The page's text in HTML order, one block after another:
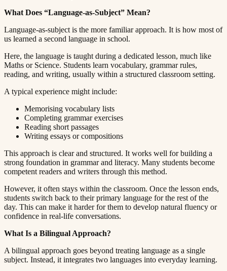
What Does “Language-as-Subject” Mean?​​​​‌ ‍ ​‍​‍‌‍ ‌ ​‍‌‍‍‌‌‍‌ ‌‍‍‌‌‍ ‍​‍​‍​ ‍‍​‍​‍‌ ​ ‌‍​‌‌‍ ‍‌‍‍‌‌ ‌​‌ ‍‌​‍ ‍‌‍‍‌‌‍ ​‍​‍​‍ ​​‍​‍‌‍‍​‌ ​‍‌‍‌‌‌‍‌‍​‍​‍​ ‍‍​‍​‍​‍ ‌ ​ ‌ ‌​‌ ‌‌‌‍‌​‌‍‍‌‌‍ ​‍ ‌‍‍‌‌‍ ‍‌ ‌​‌‍‌‌‌‍ ‍‌ ‌​​‍ ‌‍‌‌‌‍‌​‌‍‍‌‌ ‌​​‍ ‌‍ ‌‌‍ ‌‍‌​‌‍‌‌​ ‌‌ ​​‌ ​‍‌‍‌‌‌ ​ ‌‍‌‌‌‍ ‍‌ ‌​‌‍​‌‌ ‌​‌‍‍‌‌‍ ‌‍ ‍​ ‍ ‌‍‍‌‌‍‌​​ ‌​ ‍​‌‍​‍​ ‌‍‌‍‌​​ ‌​​ ‍‌‌‍‌‌​ ‍‌​‍ ‌​ ​ ​ ‌​‌‍‌​‌‍‌​​‍ ‌​ ‌​​ ​‍​ ​ ​ ‌‍​‍ ‌​ ‍‌​ ​‍‌‍‌​​ ​‌​‍ ‌‌‍‌‌​ ​​‌‍‌‍​ ​‌‌‍‌‌​ ‍‌​ ‌‌​ ‌​‌‍​‍‌‍‌‍‌‍‌​​ ​‌​ ‍ ‌ ‌​‌ ‍‌‌ ​​‌‍‌‌​ ‌‌‍ ‍‌‍‌‌‌ ‌ ‌ ​ ​ ‍ ‌ ​​‌‍​‌‌ ‌​‌‍‍​​ ‌‌‍​ ‌‍ ‌‍ ‍‌ ‌​‌‍‌‌‌‍ ‍‌ ‌​​‍‌‌​ ‌‌‌​​‍‌‌ ‌‍‍ ‌‍‌‌‌ ‍‌​‍‌‌​ ​ ‌​‌​​‍‌‌​ ​ ‌​‌​​‍‌‌​ ​‍​ ​‍‌‍​‌​ ‌‍‌‍​‍​ ​‍​ ​‌‌‍​‌​ ‍​‌‍​‌‌‍‌‍​ ‌‌​ ‌ ​ ​​​‍‌‌​ ​‍​ ​‍​‍‌‌​ ‌‌‌​‌​​‍ ‍‌‍​ ‌‍‍​‌‍‍‌‌‍ ​‌‍‌​‌ ​‍‌‍‌‌‌‍ ‍​‍‌‌​ ‌‌‌​​‍‌‌ ‌‍‍ ‌‍‌‌‌ ‍‌​‍‌‌​ ​ ‌​‌​​‍‌‌​ ​ ‌​‌​​‍‌‌​ ​‍​ ​‍​ ‌‍​ ​ ​ ​‌​ ‍​​ ​‍‌‍‌‍​ ​​​ ​‍​ ‌‍‌‍‌‍‌‍​‌​ ​‌​‍‌‌​ ​‍​ ​‍​‍‌‌​ ‌‌‌​‌​​‍ ‍‌ ‌​‌‍‌‌‌ ‍​‌ ‌​​ ‌‍​‍‌‍​‌‌ ​ ‌‍‌‌‌‌‌‌‌ ​‍‌‍ ​​ ‌​‍‌‌​ ​‍‌​‌‍‌ ​ ‌ ‌​‌ ‌‌‌‍‌​‌‍‍‌‌‍ ​‍‌‍‌‍‍‌‌‍‌​​ ‌​ ‍​‌‍​‍​ ‌‍‌‍‌​​ ‌​​ ‍‌‌‍‌‌​ ‍‌​‍ ‌​ ​ ​ ‌​‌‍‌​‌‍‌​​‍ ‌​ ‌​​ ​‍​ ​ ​ ‌‍​‍ ‌​ ‍‌​ ​‍‌‍‌​​ ​‌​‍ ‌‌‍‌‌​ ​​‌‍‌‍​ ​‌‌‍‌‌​ ‍‌​ ‌‌​ ‌​‌‍​‍‌‍‌‍‌‍‌​​ ​‌​‍‌‍‌ ‌​‌ ‍‌‌ ​​‌‍‌‌​ ‌‌‍ ‍‌‍‌‌‌ ‌ ‌ ​ ​‍‌‍‌ ​​‌‍​‌‌ ‌​‌‍‍​​ ‌‌‍​ ‌‍ ‌‍ ‍‌ ‌​‌‍‌‌‌‍ ‍‌ ‌​​‍‌‌​ ‌‌‌​​‍‌‌ ‌‍‍ ‌‍‌‌‌ ‍‌​‍‌‌​ ​ ‌​‌​​‍‌‌​ ​ ‌​‌​​‍‌‌​ ​‍​ ​‍‌‍​‌​ ‌‍‌‍​‍​ ​‍​ ​‌‌‍​‌​ ‍​‌‍​‌‌‍‌‍​ ‌‌​ ‌ ​ ​​​‍‌‌​ ​‍​ ​‍​‍‌‌​ ‌‌‌​‌​​‍ ‍‌‍​ ‌‍‍​‌‍‍‌‌‍ ​‌‍‌​‌ ​‍‌‍‌‌‌‍ ‍​‍‌‌​ ‌‌‌​​‍‌‌ ‌‍‍ ‌‍‌‌‌ ‍‌​‍‌‌​ ​ ‌​‌​​‍‌‌​ ​ ‌​‌​​‍‌‌​ ​‍​ ​‍​ ‌‍​ ​ ​ ​‌​ ‍​​ ​‍‌‍‌‍​ ​​​ ​‍​ ‌‍‌‍‌‍‌‍​‌​ ​‌​‍‌‌​ ​‍​ ​‍​‍‌‌​ ‌‌‌​‌​​‍ ‍‌ ‌​‌‍‌‌‌ ‍​‌ ‌​​‍‌‍‌ ​​‌‍‌‌‌ ​‍‌ ​ ‌ ​​‌‍‌‌‌‍​ ‌ ‌​‌‍‍‌‌ ‌‍‌‍‌‌​ ‌‌ ​​‌ ‌‌‌‍​‍‌‍ ​‌‍‍‌‌ ​ ‌‍‍​‌‍‌‌‌‍‌​​‍​‍‌ ‌
Language-as-subject is the more familiar approach. It is how most of
us learned a second language in school.​​​​‌ ‍ ​‍​‍‌‍ ‌ ​‍‌‍‍‌‌‍‌ ‌‍‍‌‌‍ ‍​‍​‍​ ‍‍​‍​‍‌ ​ ‌‍​‌‌‍ ‍‌‍‍‌‌ ‌​‌ ‍‌​‍ ‍‌‍‍‌‌‍ ​‍​‍​‍ ​​‍​‍‌‍‍​‌ ​‍‌‍‌‌‌‍‌‍​‍​‍​ ‍‍​‍​‍​‍ ‌ ​ ‌ ‌​‌ ‌‌‌‍‌​‌‍‍‌‌‍ ​‍ ‌‍‍‌‌‍ ‍‌ ‌​‌‍‌‌‌‍ ‍‌ ‌​​‍ ‌‍‌‌‌‍‌​‌‍‍‌‌ ‌​​‍ ‌‍ ‌‌‍ ‌‍‌​‌‍‌‌​ ‌‌ ​​‌ ​‍‌‍‌‌‌ ​ ‌‍‌‌‌‍ ‍‌ ‌​‌‍​‌‌ ‌​‌‍‍‌‌‍ ‌‍ ‍​ ‍ ‌‍‍‌‌‍‌​​ ‌​ ‍​‌‍​‍​ ‌‍‌‍‌​​ ‌​​ ‍‌‌‍‌‌​ ‍‌​‍ ‌​ ​ ​ ‌​‌‍‌​‌‍‌​​‍ ‌​ ‌​​ ​‍​ ​ ​ ‌‍​‍ ‌​ ‍‌​ ​‍‌‍‌​​ ​‌​‍ ‌‌‍‌‌​ ​​‌‍‌‍​ ​‌‌‍‌‌​ ‍‌​ ‌‌​ ‌​‌‍​‍‌‍‌‍‌‍‌​​ ​‌​ ‍ ‌ ‌​‌ ‍‌‌ ​​‌‍‌‌​ ‌‌‍ ‍‌‍‌‌‌ ‌ ‌ ​ ​ ‍ ‌ ​​‌‍​‌‌ ‌​‌‍‍​​ ‌‌‍​ ‌‍ ‌‍ ‍‌ ‌​‌‍‌‌‌‍ ‍‌ ‌​​‍‌‌​ ‌‌‌​​‍‌‌ ‌‍‍ ‌‍‌‌‌ ‍‌​‍‌‌​ ​ ‌​‌​​‍‌‌​ ​ ‌​‌​​‍‌‌​ ​‍​ ​‍​ ‌‌‌‍‌‌‌‍​ ‌‍‌‍​ ‌​​ ‌ ​ ‍​​ ​​​ ‌​​ ‌ ​ ​‍​ ​ ​‍‌‌​ ​‍​ ​‍​‍‌‌​ ‌‌‌​‌​​‍ ‍‌‍​ ‌‍‍​‌‍‍‌‌‍ ​‌‍‌​‌ ​‍‌‍‌‌‌‍ ‍​‍‌‌​ ‌‌‌​​‍‌‌ ‌‍‍ ‌‍‌‌‌ ‍‌​‍‌‌​ ​ ‌​‌​​‍‌‌​ ​ ‌​‌​​‍‌‌​ ​‍​ ​‍​ ‌ ​ ‌ ​ ‌ ​ ​​‌‍‌‌‌‍​‍‌‍‌‌​ ‍‌​ ​‍​ ‍​​ ​‍​ ‌​​‍‌‌​ ​‍​ ​‍​‍‌‌​ ‌‌‌​‌​​‍ ‍‌ ‌​‌‍‌‌‌ ‍​‌ ‌​​ ‌‍​‍‌‍​‌‌ ​ ‌‍‌‌‌‌‌‌‌ ​‍‌‍ ​​ ‌​‍‌‌​ ​‍‌​‌‍‌ ​ ‌ ‌​‌ ‌‌‌‍‌​‌‍‍‌‌‍ ​‍‌‍‌‍‍‌‌‍‌​​ ‌​ ‍​‌‍​‍​ ‌‍‌‍‌​​ ‌​​ ‍‌‌‍‌‌​ ‍‌​‍ ‌​ ​ ​ ‌​‌‍‌​‌‍‌​​‍ ‌​ ‌​​ ​‍​ ​ ​ ‌‍​‍ ‌​ ‍‌​ ​‍‌‍‌​​ ​‌​‍ ‌‌‍‌‌​ ​​‌‍‌‍​ ​‌‌‍‌‌​ ‍‌​ ‌‌​ ‌​‌‍​‍‌‍‌‍‌‍‌​​ ​‌​‍‌‍‌ ‌​‌ ‍‌‌ ​​‌‍‌‌​ ‌‌‍ ‍‌‍‌‌‌ ‌ ‌ ​ ​‍‌‍‌ ​​‌‍​‌‌ ‌​‌‍‍​​ ‌‌‍​ ‌‍ ‌‍ ‍‌ ‌​‌‍‌‌‌‍ ‍‌ ‌​​‍‌‌​ ‌‌‌​​‍‌‌ ‌‍‍ ‌‍‌‌‌ ‍‌​‍‌‌​ ​ ‌​‌​​‍‌‌​ ​ ‌​‌​​‍‌‌​ ​‍​ ​‍​ ‌‌‌‍‌‌‌‍​ ‌‍‌‍​ ‌​​ ‌ ​ ‍​​ ​​​ ‌​​ ‌ ​ ​‍​ ​ ​‍‌‌​ ​‍​ ​‍​‍‌‌​ ‌‌‌​‌​​‍ ‍‌‍​ ‌‍‍​‌‍‍‌‌‍ ​‌‍‌​‌ ​‍‌‍‌‌‌‍ ‍​‍‌‌​ ‌‌‌​​‍‌‌ ‌‍‍ ‌‍‌‌‌ ‍‌​‍‌‌​ ​ ‌​‌​​‍‌‌​ ​ ‌​‌​​‍‌‌​ ​‍​ ​‍​ ‌ ​ ‌ ​ ‌ ​ ​​‌‍‌‌‌‍​‍‌‍‌‌​ ‍‌​ ​‍​ ‍​​ ​‍​ ‌​​‍‌‌​ ​‍​ ​‍​‍‌‌​ ‌‌‌​‌​​‍ ‍‌ ‌​‌‍‌‌‌ ‍​‌ ‌​​‍‌‍‌ ​​‌‍‌‌‌ ​‍‌ ​ ‌ ​​‌‍‌‌‌‍​ ‌ ‌​‌‍‍‌‌ ‌‍‌‍‌‌​ ‌‌ ​​‌ ‌‌‌‍​‍‌‍ ​‌‍‍‌‌ ​ ‌‍‍​‌‍‌‌‌‍‌​​‍​‍‌ ‌
Here, the language is taught during a dedicated lesson, much like
Maths or Science. Students learn vocabulary, grammar rules,
reading, and writing, usually within a structured classroom setting.​​​​‌ ‍ ​‍​‍‌‍ ‌ ​‍‌‍‍‌‌‍‌ ‌‍‍‌‌‍ ‍​‍​‍​ ‍‍​‍​‍‌ ​ ‌‍​‌‌‍ ‍‌‍‍‌‌ ‌​‌ ‍‌​‍ ‍‌‍‍‌‌‍ ​‍​‍​‍ ​​‍​‍‌‍‍​‌ ​‍‌‍‌‌‌‍‌‍​‍​‍​ ‍‍​‍​‍​‍ ‌ ​ ‌ ‌​‌ ‌‌‌‍‌​‌‍‍‌‌‍ ​‍ ‌‍‍‌‌‍ ‍‌ ‌​‌‍‌‌‌‍ ‍‌ ‌​​‍ ‌‍‌‌‌‍‌​‌‍‍‌‌ ‌​​‍ ‌‍ ‌‌‍ ‌‍‌​‌‍‌‌​ ‌‌ ​​‌ ​‍‌‍‌‌‌ ​ ‌‍‌‌‌‍ ‍‌ ‌​‌‍​‌‌ ‌​‌‍‍‌‌‍ ‌‍ ‍​ ‍ ‌‍‍‌‌‍‌​​ ‌​ ‍​‌‍​‍​ ‌‍‌‍‌​​ ‌​​ ‍‌‌‍‌‌​ ‍‌​‍ ‌​ ​ ​ ‌​‌‍‌​‌‍‌​​‍ ‌​ ‌​​ ​‍​ ​ ​ ‌‍​‍ ‌​ ‍‌​ ​‍‌‍‌​​ ​‌​‍ ‌‌‍‌‌​ ​​‌‍‌‍​ ​‌‌‍‌‌​ ‍‌​ ‌‌​ ‌​‌‍​‍‌‍‌‍‌‍‌​​ ​‌​ ‍ ‌ ‌​‌ ‍‌‌ ​​‌‍‌‌​ ‌‌‍ ‍‌‍‌‌‌ ‌ ‌ ​ ​ ‍ ‌ ​​‌‍​‌‌ ‌​‌‍‍​​ ‌‌‍​ ‌‍ ‌‍ ‍‌ ‌​‌‍‌‌‌‍ ‍‌ ‌​​‍‌‌​ ‌‌‌​​‍‌‌ ‌‍‍ ‌‍‌‌‌ ‍‌​‍‌‌​ ​ ‌​‌​​‍‌‌​ ​ ‌​‌​​‍‌‌​ ​‍​ ​‍​ ​‍‌‍​‍‌‍‌‌‌‍‌‌‌‍‌‍‌‍​ ‌‍‌‌​ ‍‌​ ‌​​ ​‍​ ‌​​ ‌​​‍‌‌​ ​‍​ ​‍​‍‌‌​ ‌‌‌​‌​​‍ ‍‌‍​ ‌‍‍​‌‍‍‌‌‍ ​‌‍‌​‌ ​‍‌‍‌‌‌‍ ‍​‍‌‌​ ‌‌‌​​‍‌‌ ‌‍‍ ‌‍‌‌‌ ‍‌​‍‌‌​ ​ ‌​‌​​‍‌‌​ ​ ‌​‌​​‍‌‌​ ​‍​ ​‍​ ​​​ ‌‍​ ‍​​ ‌​‌‍​‌​ ‌ ​ ​‍‌‍​‌‌‍‌‍​ ​‍​ ‌‌​ ‍‌​‍‌‌​ ​‍​ ​‍​‍‌‌​ ‌‌‌​‌​​‍ ‍‌ ‌​‌‍‌‌‌ ‍​‌ ‌​​ ‌‍​‍‌‍​‌‌ ​ ‌‍‌‌‌‌‌‌‌ ​‍‌‍ ​​ ‌​‍‌‌​ ​‍‌​‌‍‌ ​ ‌ ‌​‌ ‌‌‌‍‌​‌‍‍‌‌‍ ​‍‌‍‌‍‍‌‌‍‌​​ ‌​ ‍​‌‍​‍​ ‌‍‌‍‌​​ ‌​​ ‍‌‌‍‌‌​ ‍‌​‍ ‌​ ​ ​ ‌​‌‍‌​‌‍‌​​‍ ‌​ ‌​​ ​‍​ ​ ​ ‌‍​‍ ‌​ ‍‌​ ​‍‌‍‌​​ ​‌​‍ ‌‌‍‌‌​ ​​‌‍‌‍​ ​‌‌‍‌‌​ ‍‌​ ‌‌​ ‌​‌‍​‍‌‍‌‍‌‍‌​​ ​‌​‍‌‍‌ ‌​‌ ‍‌‌ ​​‌‍‌‌​ ‌‌‍ ‍‌‍‌‌‌ ‌ ‌ ​ ​‍‌‍‌ ​​‌‍​‌‌ ‌​‌‍‍​​ ‌‌‍​ ‌‍ ‌‍ ‍‌ ‌​‌‍‌‌‌‍ ‍‌ ‌​​‍‌‌​ ‌‌‌​​‍‌‌ ‌‍‍ ‌‍‌‌‌ ‍‌​‍‌‌​ ​ ‌​‌​​‍‌‌​ ​ ‌​‌​​‍‌‌​ ​‍​ ​‍​ ​‍‌‍​‍‌‍‌‌‌‍‌‌‌‍‌‍‌‍​ ‌‍‌‌​ ‍‌​ ‌​​ ​‍​ ‌​​ ‌​​‍‌‌​ ​‍​ ​‍​‍‌‌​ ‌‌‌​‌​​‍ ‍‌‍​ ‌‍‍​‌‍‍‌‌‍ ​‌‍‌​‌ ​‍‌‍‌‌‌‍ ‍​‍‌‌​ ‌‌‌​​‍‌‌ ‌‍‍ ‌‍‌‌‌ ‍‌​‍‌‌​ ​ ‌​‌​​‍‌‌​ ​ ‌​‌​​‍‌‌​ ​‍​ ​‍​ ​​​ ‌‍​ ‍​​ ‌​‌‍​‌​ ‌ ​ ​‍‌‍​‌‌‍‌‍​ ​‍​ ‌‌​ ‍‌​‍‌‌​ ​‍​ ​‍​‍‌‌​ ‌‌‌​‌​​‍ ‍‌ ‌​‌‍‌‌‌ ‍​‌ ‌​​‍‌‍‌ ​​‌‍‌‌‌ ​‍‌ ​ ‌ ​​‌‍‌‌‌‍​ ‌ ‌​‌‍‍‌‌ ‌‍‌‍‌‌​ ‌‌ ​​‌ ‌‌‌‍​‍‌‍ ​‌‍‍‌‌ ​ ‌‍‍​‌‍‌‌‌‍‌​​‍​‍‌ ‌
A typical experience might include:​​​​‌ ‍ ​‍​‍‌‍ ‌ ​‍‌‍‍‌‌‍‌ ‌‍‍‌‌‍ ‍​‍​‍​ ‍‍​‍​‍‌ ​ ‌‍​‌‌‍ ‍‌‍‍‌‌ ‌​‌ ‍‌​‍ ‍‌‍‍‌‌‍ ​‍​‍​‍ ​​‍​‍‌‍‍​‌ ​‍‌‍‌‌‌‍‌‍​‍​‍​ ‍‍​‍​‍​‍ ‌ ​ ‌ ‌​‌ ‌‌‌‍‌​‌‍‍‌‌‍ ​‍ ‌‍‍‌‌‍ ‍‌ ‌​‌‍‌‌‌‍ ‍‌ ‌​​‍ ‌‍‌‌‌‍‌​‌‍‍‌‌ ‌​​‍ ‌‍ ‌‌‍ ‌‍‌​‌‍‌‌​ ‌‌ ​​‌ ​‍‌‍‌‌‌ ​ ‌‍‌‌‌‍ ‍‌ ‌​‌‍​‌‌ ‌​‌‍‍‌‌‍ ‌‍ ‍​ ‍ ‌‍‍‌‌‍‌​​ ‌​ ‍​‌‍​‍​ ‌‍‌‍‌​​ ‌​​ ‍‌‌‍‌‌​ ‍‌​‍ ‌​ ​ ​ ‌​‌‍‌​‌‍‌​​‍ ‌​ ‌​​ ​‍​ ​ ​ ‌‍​‍ ‌​ ‍‌​ ​‍‌‍‌​​ ​‌​‍ ‌‌‍‌‌​ ​​‌‍‌‍​ ​‌‌‍‌‌​ ‍‌​ ‌‌​ ‌​‌‍​‍‌‍‌‍‌‍‌​​ ​‌​ ‍ ‌ ‌​‌ ‍‌‌ ​​‌‍‌‌​ ‌‌‍ ‍‌‍‌‌‌ ‌ ‌ ​ ​ ‍ ‌ ​​‌‍​‌‌ ‌​‌‍‍​​ ‌‌‍​ ‌‍ ‌‍ ‍‌ ‌​‌‍‌‌‌‍ ‍‌ ‌​​‍‌‌​ ‌‌‌​​‍‌‌ ‌‍‍ ‌‍‌‌‌ ‍‌​‍‌‌​ ​ ‌​‌​​‍‌‌​ ​ ‌​‌​​‍‌‌​ ​‍​ ​‍​ ​ ​ ​ ​ ‌​‌‍‌​‌‍‌​‌‍‌​​ ‍​‌‍​‍​ ‌ ​ ‌ ​ ​‍​ ‌‌​‍‌‌​ ​‍​ ​‍​‍‌‌​ ‌‌‌​‌​​‍ ‍‌‍​ ‌‍‍​‌‍‍‌‌‍ ​‌‍‌​‌ ​‍‌‍‌‌‌‍ ‍​‍‌‌​ ‌‌‌​​‍‌‌ ‌‍‍ ‌‍‌‌‌ ‍‌​‍‌‌​ ​ ‌​‌​​‍‌‌​ ​ ‌​‌​​‍‌‌​ ​‍​ ​‍​ ‍​‌‍‌‍​ ‌​​ ‌ ​ ​​‌‍‌‌​ ​​‌‍​‌​ ​ ​ ‌‍​ ​ ​ ​‍​‍‌‌​ ​‍​ ​‍​‍‌‌​ ‌‌‌​‌​​‍ ‍‌ ‌​‌‍‌‌‌ ‍​‌ ‌​​ ‌‍​‍‌‍​‌‌ ​ ‌‍‌‌‌‌‌‌‌ ​‍‌‍ ​​ ‌​‍‌‌​ ​‍‌​‌‍‌ ​ ‌ ‌​‌ ‌‌‌‍‌​‌‍‍‌‌‍ ​‍‌‍‌‍‍‌‌‍‌​​ ‌​ ‍​‌‍​‍​ ‌‍‌‍‌​​ ‌​​ ‍‌‌‍‌‌​ ‍‌​‍ ‌​ ​ ​ ‌​‌‍‌​‌‍‌​​‍ ‌​ ‌​​ ​‍​ ​ ​ ‌‍​‍ ‌​ ‍‌​ ​‍‌‍‌​​ ​‌​‍ ‌‌‍‌‌​ ​​‌‍‌‍​ ​‌‌‍‌‌​ ‍‌​ ‌‌​ ‌​‌‍​‍‌‍‌‍‌‍‌​​ ​‌​‍‌‍‌ ‌​‌ ‍‌‌ ​​‌‍‌‌​ ‌‌‍ ‍‌‍‌‌‌ ‌ ‌ ​ ​‍‌‍‌ ​​‌‍​‌‌ ‌​‌‍‍​​ ‌‌‍​ ‌‍ ‌‍ ‍‌ ‌​‌‍‌‌‌‍ ‍‌ ‌​​‍‌‌​ ‌‌‌​​‍‌‌ ‌‍‍ ‌‍‌‌‌ ‍‌​‍‌‌​ ​ ‌​‌​​‍‌‌​ ​ ‌​‌​​‍‌‌​ ​‍​ ​‍​ ​ ​ ​ ​ ‌​‌‍‌​‌‍‌​‌‍‌​​ ‍​‌‍​‍​ ‌ ​ ‌ ​ ​‍​ ‌‌​‍‌‌​ ​‍​ ​‍​‍‌‌​ ‌‌‌​‌​​‍ ‍‌‍​ ‌‍‍​‌‍‍‌‌‍ ​‌‍‌​‌ ​‍‌‍‌‌‌‍ ‍​‍‌‌​ ‌‌‌​​‍‌‌ ‌‍‍ ‌‍‌‌‌ ‍‌​‍‌‌​ ​ ‌​‌​​‍‌‌​ ​ ‌​‌​​‍‌‌​ ​‍​ ​‍​ ‍​‌‍‌‍​ ‌​​ ‌ ​ ​​‌‍‌‌​ ​​‌‍​‌​ ​ ​ ‌‍​ ​ ​ ​‍​‍‌‌​ ​‍​ ​‍​‍‌‌​ ‌‌‌​‌​​‍ ‍‌ ‌​‌‍‌‌‌ ‍​‌ ‌​​‍‌‍‌ ​​‌‍‌‌‌ ​‍‌ ​ ‌ ​​‌‍‌‌‌‍​ ‌ ‌​‌‍‍‌‌ ‌‍‌‍‌‌​ ‌‌ ​​‌ ‌‌‌‍​‍‌‍ ​‌‍‍‌‌ ​ ‌‍‍​‌‍‌‌‌‍‌​​‍​‍‌ ‌
Memorising vocabulary lists​​​​‌ ‍ ​‍​‍‌‍ ‌ ​‍‌‍‍‌‌‍‌ ‌‍‍‌‌‍ ‍​‍​‍​ ‍‍​‍​‍‌ ​ ‌‍​‌‌‍ ‍‌‍‍‌‌ ‌​‌ ‍‌​‍ ‍‌‍‍‌‌‍ ​‍​‍​‍ ​​‍​‍‌‍‍​‌ ​‍‌‍‌‌‌‍‌‍​‍​‍​ ‍‍​‍​‍​‍ ‌ ​ ‌ ‌​‌ ‌‌‌‍‌​‌‍‍‌‌‍ ​‍ ‌‍‍‌‌‍ ‍‌ ‌​‌‍‌‌‌‍ ‍‌ ‌​​‍ ‌‍‌‌‌‍‌​‌‍‍‌‌ ‌​​‍ ‌‍ ‌‌‍ ‌‍‌​‌‍‌‌​ ‌‌ ​​‌ ​‍‌‍‌‌‌ ​ ‌‍‌‌‌‍ ‍‌ ‌​‌‍​‌‌ ‌​‌‍‍‌‌‍ ‌‍ ‍​ ‍ ‌‍‍‌‌‍‌​​ ‌​ ‍​‌‍​‍​ ‌‍‌‍‌​​ ‌​​ ‍‌‌‍‌‌​ ‍‌​‍ ‌​ ​ ​ ‌​‌‍‌​‌‍‌​​‍ ‌​ ‌​​ ​‍​ ​ ​ ‌‍​‍ ‌​ ‍‌​ ​‍‌‍‌​​ ​‌​‍ ‌‌‍‌‌​ ​​‌‍‌‍​ ​‌‌‍‌‌​ ‍‌​ ‌‌​ ‌​‌‍​‍‌‍‌‍‌‍‌​​ ​‌​ ‍ ‌ ‌​‌ ‍‌‌ ​​‌‍‌‌​ ‌‌‍ ‍‌‍‌‌‌ ‌ ‌ ​ ​ ‍ ‌ ​​‌‍​‌‌ ‌​‌‍‍​​ ‌‌‍​ ‌‍ ‌‍ ‍‌ ‌​‌‍‌‌‌‍ ‍‌ ‌​​‍‌‌​ ‌‌‌​​‍‌‌ ‌‍‍ ‌‍‌‌‌ ‍‌​‍‌‌​ ​ ‌​‌​​‍‌‌​ ​ ‌​‌​​‍‌‌​ ​‍​ ​‍​ ‌‍‌‍​‌​ ‍​​ ​​‌‍​‌‌‍‌‍​ ‍​​ ​‌​ ​ ​ ​ ​ ‌‍​ ‍​​‍‌‌​ ​‍​ ​‍​‍‌‌​ ‌‌‌​‌​​‍ ‍‌‍​ ‌‍‍​‌‍‍‌‌‍ ​‌‍‌​‌ ​‍‌‍‌‌‌‍ ‍​‍‌‌​ ‌‌‌​​‍‌‌ ‌‍‍ ‌‍‌‌‌ ‍‌​‍‌‌​ ​ ‌​‌​​‍‌‌​ ​ ‌​‌​​‍‌‌​ ​‍​ ​‍​ ​​​ ​​​ ‌​​ ​​​ ‌‌​ ​‌​ ​‍​ ‍​‌‍‌‌​ ​​​ ‌‌​ ​​​‍‌‌​ ​‍​ ​‍​‍‌‌​ ‌‌‌​‌​​‍ ‍‌ ‌​‌‍‌‌‌ ‍​‌ ‌​​ ‌‍​‍‌‍​‌‌ ​ ‌‍‌‌‌‌‌‌‌ ​‍‌‍ ​​ ‌​‍‌‌​ ​‍‌​‌‍‌ ​ ‌ ‌​‌ ‌‌‌‍‌​‌‍‍‌‌‍ ​‍‌‍‌‍‍‌‌‍‌​​ ‌​ ‍​‌‍​‍​ ‌‍‌‍‌​​ ‌​​ ‍‌‌‍‌‌​ ‍‌​‍ ‌​ ​ ​ ‌​‌‍‌​‌‍‌​​‍ ‌​ ‌​​ ​‍​ ​ ​ ‌‍​‍ ‌​ ‍‌​ ​‍‌‍‌​​ ​‌​‍ ‌‌‍‌‌​ ​​‌‍‌‍​ ​‌‌‍‌‌​ ‍‌​ ‌‌​ ‌​‌‍​‍‌‍‌‍‌‍‌​​ ​‌​‍‌‍‌ ‌​‌ ‍‌‌ ​​‌‍‌‌​ ‌‌‍ ‍‌‍‌‌‌ ‌ ‌ ​ ​‍‌‍‌ ​​‌‍​‌‌ ‌​‌‍‍​​ ‌‌‍​ ‌‍ ‌‍ ‍‌ ‌​‌‍‌‌‌‍ ‍‌ ‌​​‍‌‌​ ‌‌‌​​‍‌‌ ‌‍‍ ‌‍‌‌‌ ‍‌​‍‌‌​ ​ ‌​‌​​‍‌‌​ ​ ‌​‌​​‍‌‌​ ​‍​ ​‍​ ‌‍‌‍​‌​ ‍​​ ​​‌‍​‌‌‍‌‍​ ‍​​ ​‌​ ​ ​ ​ ​ ‌‍​ ‍​​‍‌‌​ ​‍​ ​‍​‍‌‌​ ‌‌‌​‌​​‍ ‍‌‍​ ‌‍‍​‌‍‍‌‌‍ ​‌‍‌​‌ ​‍‌‍‌‌‌‍ ‍​‍‌‌​ ‌‌‌​​‍‌‌ ‌‍‍ ‌‍‌‌‌ ‍‌​‍‌‌​ ​ ‌​‌​​‍‌‌​ ​ ‌​‌​​‍‌‌​ ​‍​ ​‍​ ​​​ ​​​ ‌​​ ​​​ ‌‌​ ​‌​ ​‍​ ‍​‌‍‌‌​ ​​​ ‌‌​ ​​​‍‌‌​ ​‍​ ​‍​‍‌‌​ ‌‌‌​‌​​‍ ‍‌ ‌​‌‍‌‌‌ ‍​‌ ‌​​‍‌‍‌ ​​‌‍‌‌‌ ​‍‌ ​ ‌ ​​‌‍‌‌‌‍​ ‌ ‌​‌‍‍‌‌ ‌‍‌‍‌‌​ ‌‌ ​​‌ ‌‌‌‍​‍‌‍ ​‌‍‍‌‌ ​ ‌‍‍​‌‍‌‌‌‍‌​​‍​‍‌ ‌
Completing grammar exercises​​​​‌ ‍ ​‍​‍‌‍ ‌ ​‍‌‍‍‌‌‍‌ ‌‍‍‌‌‍ ‍​‍​‍​ ‍‍​‍​‍‌ ​ ‌‍​‌‌‍ ‍‌‍‍‌‌ ‌​‌ ‍‌​‍ ‍‌‍‍‌‌‍ ​‍​‍​‍ ​​‍​‍‌‍‍​‌ ​‍‌‍‌‌‌‍‌‍​‍​‍​ ‍‍​‍​‍​‍ ‌ ​ ‌ ‌​‌ ‌‌‌‍‌​‌‍‍‌‌‍ ​‍ ‌‍‍‌‌‍ ‍‌ ‌​‌‍‌‌‌‍ ‍‌ ‌​​‍ ‌‍‌‌‌‍‌​‌‍‍‌‌ ‌​​‍ ‌‍ ‌‌‍ ‌‍‌​‌‍‌‌​ ‌‌ ​​‌ ​‍‌‍‌‌‌ ​ ‌‍‌‌‌‍ ‍‌ ‌​‌‍​‌‌ ‌​‌‍‍‌‌‍ ‌‍ ‍​ ‍ ‌‍‍‌‌‍‌​​ ‌​ ‍​‌‍​‍​ ‌‍‌‍‌​​ ‌​​ ‍‌‌‍‌‌​ ‍‌​‍ ‌​ ​ ​ ‌​‌‍‌​‌‍‌​​‍ ‌​ ‌​​ ​‍​ ​ ​ ‌‍​‍ ‌​ ‍‌​ ​‍‌‍‌​​ ​‌​‍ ‌‌‍‌‌​ ​​‌‍‌‍​ ​‌‌‍‌‌​ ‍‌​ ‌‌​ ‌​‌‍​‍‌‍‌‍‌‍‌​​ ​‌​ ‍ ‌ ‌​‌ ‍‌‌ ​​‌‍‌‌​ ‌‌‍ ‍‌‍‌‌‌ ‌ ‌ ​ ​ ‍ ‌ ​​‌‍​‌‌ ‌​‌‍‍​​ ‌‌‍​ ‌‍ ‌‍ ‍‌ ‌​‌‍‌‌‌‍ ‍‌ ‌​​‍‌‌​ ‌‌‌​​‍‌‌ ‌‍‍ ‌‍‌‌‌ ‍‌​‍‌‌​ ​ ‌​‌​​‍‌‌​ ​ ‌​‌​​‍‌‌​ ​‍​ ​‍‌‍​‌​ ‍​​ ‍‌‌‍​ ‌‍​ ​ ‌‍​ ​ ​ ​‌​ ​‌​ ‌‌​ ​ ‌‍‌​​‍‌‌​ ​‍​ ​‍​‍‌‌​ ‌‌‌​‌​​‍ ‍‌‍​ ‌‍‍​‌‍‍‌‌‍ ​‌‍‌​‌ ​‍‌‍‌‌‌‍ ‍​‍‌‌​ ‌‌‌​​‍‌‌ ‌‍‍ ‌‍‌‌‌ ‍‌​‍‌‌​ ​ ‌​‌​​‍‌‌​ ​ ‌​‌​​‍‌‌​ ​‍​ ​‍‌‍​‌‌‍​‍‌‍‌​​ ‍​​ ‍‌‌‍‌‌​ ‍‌​ ​‍​ ‍‌​ ‌‍‌‍‌‍‌‍‌​​‍‌‌​ ​‍​ ​‍​‍‌‌​ ‌‌‌​‌​​‍ ‍‌ ‌​‌‍‌‌‌ ‍​‌ ‌​​ ‌‍​‍‌‍​‌‌ ​ ‌‍‌‌‌‌‌‌‌ ​‍‌‍ ​​ ‌​‍‌‌​ ​‍‌​‌‍‌ ​ ‌ ‌​‌ ‌‌‌‍‌​‌‍‍‌‌‍ ​‍‌‍‌‍‍‌‌‍‌​​ ‌​ ‍​‌‍​‍​ ‌‍‌‍‌​​ ‌​​ ‍‌‌‍‌‌​ ‍‌​‍ ‌​ ​ ​ ‌​‌‍‌​‌‍‌​​‍ ‌​ ‌​​ ​‍​ ​ ​ ‌‍​‍ ‌​ ‍‌​ ​‍‌‍‌​​ ​‌​‍ ‌‌‍‌‌​ ​​‌‍‌‍​ ​‌‌‍‌‌​ ‍‌​ ‌‌​ ‌​‌‍​‍‌‍‌‍‌‍‌​​ ​‌​‍‌‍‌ ‌​‌ ‍‌‌ ​​‌‍‌‌​ ‌‌‍ ‍‌‍‌‌‌ ‌ ‌ ​ ​‍‌‍‌ ​​‌‍​‌‌ ‌​‌‍‍​​ ‌‌‍​ ‌‍ ‌‍ ‍‌ ‌​‌‍‌‌‌‍ ‍‌ ‌​​‍‌‌​ ‌‌‌​​‍‌‌ ‌‍‍ ‌‍‌‌‌ ‍‌​‍‌‌​ ​ ‌​‌​​‍‌‌​ ​ ‌​‌​​‍‌‌​ ​‍​ ​‍‌‍​‌​ ‍​​ ‍‌‌‍​ ‌‍​ ​ ‌‍​ ​ ​ ​‌​ ​‌​ ‌‌​ ​ ‌‍‌​​‍‌‌​ ​‍​ ​‍​‍‌‌​ ‌‌‌​‌​​‍ ‍‌‍​ ‌‍‍​‌‍‍‌‌‍ ​‌‍‌​‌ ​‍‌‍‌‌‌‍ ‍​‍‌‌​ ‌‌‌​​‍‌‌ ‌‍‍ ‌‍‌‌‌ ‍‌​‍‌‌​ ​ ‌​‌​​‍‌‌​ ​ ‌​‌​​‍‌‌​ ​‍​ ​‍‌‍​‌‌‍​‍‌‍‌​​ ‍​​ ‍‌‌‍‌‌​ ‍‌​ ​‍​ ‍‌​ ‌‍‌‍‌‍‌‍‌​​‍‌‌​ ​‍​ ​‍​‍‌‌​ ‌‌‌​‌​​‍ ‍‌ ‌​‌‍‌‌‌ ‍​‌ ‌​​‍‌‍‌ ​​‌‍‌‌‌ ​‍‌ ​ ‌ ​​‌‍‌‌‌‍​ ‌ ‌​‌‍‍‌‌ ‌‍‌‍‌‌​ ‌‌ ​​‌ ‌‌‌‍​‍‌‍ ​‌‍‍‌‌ ​ ‌‍‍​‌‍‌‌‌‍‌​​‍​‍‌ ‌
Reading short passages​​​​‌ ‍ ​‍​‍‌‍ ‌ ​‍‌‍‍‌‌‍‌ ‌‍‍‌‌‍ ‍​‍​‍​ ‍‍​‍​‍‌ ​ ‌‍​‌‌‍ ‍‌‍‍‌‌ ‌​‌ ‍‌​‍ ‍‌‍‍‌‌‍ ​‍​‍​‍ ​​‍​‍‌‍‍​‌ ​‍‌‍‌‌‌‍‌‍​‍​‍​ ‍‍​‍​‍​‍ ‌ ​ ‌ ‌​‌ ‌‌‌‍‌​‌‍‍‌‌‍ ​‍ ‌‍‍‌‌‍ ‍‌ ‌​‌‍‌‌‌‍ ‍‌ ‌​​‍ ‌‍‌‌‌‍‌​‌‍‍‌‌ ‌​​‍ ‌‍ ‌‌‍ ‌‍‌​‌‍‌‌​ ‌‌ ​​‌ ​‍‌‍‌‌‌ ​ ‌‍‌‌‌‍ ‍‌ ‌​‌‍​‌‌ ‌​‌‍‍‌‌‍ ‌‍ ‍​ ‍ ‌‍‍‌‌‍‌​​ ‌​ ‍​‌‍​‍​ ‌‍‌‍‌​​ ‌​​ ‍‌‌‍‌‌​ ‍‌​‍ ‌​ ​ ​ ‌​‌‍‌​‌‍‌​​‍ ‌​ ‌​​ ​‍​ ​ ​ ‌‍​‍ ‌​ ‍‌​ ​‍‌‍‌​​ ​‌​‍ ‌‌‍‌‌​ ​​‌‍‌‍​ ​‌‌‍‌‌​ ‍‌​ ‌‌​ ‌​‌‍​‍‌‍‌‍‌‍‌​​ ​‌​ ‍ ‌ ‌​‌ ‍‌‌ ​​‌‍‌‌​ ‌‌‍ ‍‌‍‌‌‌ ‌ ‌ ​ ​ ‍ ‌ ​​‌‍​‌‌ ‌​‌‍‍​​ ‌‌‍​ ‌‍ ‌‍ ‍‌ ‌​‌‍‌‌‌‍ ‍‌ ‌​​‍‌‌​ ‌‌‌​​‍‌‌ ‌‍‍ ‌‍‌‌‌ ‍‌​‍‌‌​ ​ ‌​‌​​‍‌‌​ ​ ‌​‌​​‍‌‌​ ​‍​ ​‍​ ‌ ‌‍‌​​ ‍​‌‍‌‍​ ‌‌​ ​ ​ ‌‍​ ​‍‌‍‌‌​ ‌‍‌‍‌‌‌‍​ ​‍‌‌​ ​‍​ ​‍​‍‌‌​ ‌‌‌​‌​​‍ ‍‌‍​ ‌‍‍​‌‍‍‌‌‍ ​‌‍‌​‌ ​‍‌‍‌‌‌‍ ‍​‍‌‌​ ‌‌‌​​‍‌‌ ‌‍‍ ‌‍‌‌‌ ‍‌​‍‌‌​ ​ ‌​‌​​‍‌‌​ ​ ‌​‌​​‍‌‌​ ​‍​ ​‍‌‍​‍‌‍​ ​ ​‌​ ‍​​ ‌‍‌‍‌‍​ ‍​‌‍​‍‌‍​ ​ ​‌​ ​‍​ ​ ​‍‌‌​ ​‍​ ​‍​‍‌‌​ ‌‌‌​‌​​‍ ‍‌ ‌​‌‍‌‌‌ ‍​‌ ‌​​ ‌‍​‍‌‍​‌‌ ​ ‌‍‌‌‌‌‌‌‌ ​‍‌‍ ​​ ‌​‍‌‌​ ​‍‌​‌‍‌ ​ ‌ ‌​‌ ‌‌‌‍‌​‌‍‍‌‌‍ ​‍‌‍‌‍‍‌‌‍‌​​ ‌​ ‍​‌‍​‍​ ‌‍‌‍‌​​ ‌​​ ‍‌‌‍‌‌​ ‍‌​‍ ‌​ ​ ​ ‌​‌‍‌​‌‍‌​​‍ ‌​ ‌​​ ​‍​ ​ ​ ‌‍​‍ ‌​ ‍‌​ ​‍‌‍‌​​ ​‌​‍ ‌‌‍‌‌​ ​​‌‍‌‍​ ​‌‌‍‌‌​ ‍‌​ ‌‌​ ‌​‌‍​‍‌‍‌‍‌‍‌​​ ​‌​‍‌‍‌ ‌​‌ ‍‌‌ ​​‌‍‌‌​ ‌‌‍ ‍‌‍‌‌‌ ‌ ‌ ​ ​‍‌‍‌ ​​‌‍​‌‌ ‌​‌‍‍​​ ‌‌‍​ ‌‍ ‌‍ ‍‌ ‌​‌‍‌‌‌‍ ‍‌ ‌​​‍‌‌​ ‌‌‌​​‍‌‌ ‌‍‍ ‌‍‌‌‌ ‍‌​‍‌‌​ ​ ‌​‌​​‍‌‌​ ​ ‌​‌​​‍‌‌​ ​‍​ ​‍​ ‌ ‌‍‌​​ ‍​‌‍‌‍​ ‌‌​ ​ ​ ‌‍​ ​‍‌‍‌‌​ ‌‍‌‍‌‌‌‍​ ​‍‌‌​ ​‍​ ​‍​‍‌‌​ ‌‌‌​‌​​‍ ‍‌‍​ ‌‍‍​‌‍‍‌‌‍ ​‌‍‌​‌ ​‍‌‍‌‌‌‍ ‍​‍‌‌​ ‌‌‌​​‍‌‌ ‌‍‍ ‌‍‌‌‌ ‍‌​‍‌‌​ ​ ‌​‌​​‍‌‌​ ​ ‌​‌​​‍‌‌​ ​‍​ ​‍‌‍​‍‌‍​ ​ ​‌​ ‍​​ ‌‍‌‍‌‍​ ‍​‌‍​‍‌‍​ ​ ​‌​ ​‍​ ​ ​‍‌‌​ ​‍​ ​‍​‍‌‌​ ‌‌‌​‌​​‍ ‍‌ ‌​‌‍‌‌‌ ‍​‌ ‌​​‍‌‍‌ ​​‌‍‌‌‌ ​‍‌ ​ ‌ ​​‌‍‌‌‌‍​ ‌ ‌​‌‍‍‌‌ ‌‍‌‍‌‌​ ‌‌ ​​‌ ‌‌‌‍​‍‌‍ ​‌‍‍‌‌ ​ ‌‍‍​‌‍‌‌‌‍‌​​‍​‍‌ ‌
Writing essays or compositions​​​​‌ ‍ ​‍​‍‌‍ ‌ ​‍‌‍‍‌‌‍‌ ‌‍‍‌‌‍ ‍​‍​‍​ ‍‍​‍​‍‌ ​ ‌‍​‌‌‍ ‍‌‍‍‌‌ ‌​‌ ‍‌​‍ ‍‌‍‍‌‌‍ ​‍​‍​‍ ​​‍​‍‌‍‍​‌ ​‍‌‍‌‌‌‍‌‍​‍​‍​ ‍‍​‍​‍​‍ ‌ ​ ‌ ‌​‌ ‌‌‌‍‌​‌‍‍‌‌‍ ​‍ ‌‍‍‌‌‍ ‍‌ ‌​‌‍‌‌‌‍ ‍‌ ‌​​‍ ‌‍‌‌‌‍‌​‌‍‍‌‌ ‌​​‍ ‌‍ ‌‌‍ ‌‍‌​‌‍‌‌​ ‌‌ ​​‌ ​‍‌‍‌‌‌ ​ ‌‍‌‌‌‍ ‍‌ ‌​‌‍​‌‌ ‌​‌‍‍‌‌‍ ‌‍ ‍​ ‍ ‌‍‍‌‌‍‌​​ ‌​ ‍​‌‍​‍​ ‌‍‌‍‌​​ ‌​​ ‍‌‌‍‌‌​ ‍‌​‍ ‌​ ​ ​ ‌​‌‍‌​‌‍‌​​‍ ‌​ ‌​​ ​‍​ ​ ​ ‌‍​‍ ‌​ ‍‌​ ​‍‌‍‌​​ ​‌​‍ ‌‌‍‌‌​ ​​‌‍‌‍​ ​‌‌‍‌‌​ ‍‌​ ‌‌​ ‌​‌‍​‍‌‍‌‍‌‍‌​​ ​‌​ ‍ ‌ ‌​‌ ‍‌‌ ​​‌‍‌‌​ ‌‌‍ ‍‌‍‌‌‌ ‌ ‌ ​ ​ ‍ ‌ ​​‌‍​‌‌ ‌​‌‍‍​​ ‌‌‍​ ‌‍ ‌‍ ‍‌ ‌​‌‍‌‌‌‍ ‍‌ ‌​​‍‌‌​ ‌‌‌​​‍‌‌ ‌‍‍ ‌‍‌‌‌ ‍‌​‍‌‌​ ​ ‌​‌​​‍‌‌​ ​ ‌​‌​​‍‌‌​ ​‍​ ​‍‌‍​‌‌‍​‌​ ​​‌‍‌​​ ‌​​ ‌‍​ ​‍​ ​‌‌‍‌‍​ ‌‍​ ‌​​ ‍​​‍‌‌​ ​‍​ ​‍​‍‌‌​ ‌‌‌​‌​​‍ ‍‌‍​ ‌‍‍​‌‍‍‌‌‍ ​‌‍‌​‌ ​‍‌‍‌‌‌‍ ‍​‍‌‌​ ‌‌‌​​‍‌‌ ‌‍‍ ‌‍‌‌‌ ‍‌​‍‌‌​ ​ ‌​‌​​‍‌‌​ ​ ‌​‌​​‍‌‌​ ​‍​ ​‍‌‍‌‌​ ​ ‌‍‌​​ ‌​​ ​ ‌‍‌‌​ ​​​ ‍​​ ‌‌​ ‌‌​ ​‌​ ‌‌​‍‌‌​ ​‍​ ​‍​‍‌‌​ ‌‌‌​‌​​‍ ‍‌ ‌​‌‍‌‌‌ ‍​‌ ‌​​ ‌‍​‍‌‍​‌‌ ​ ‌‍‌‌‌‌‌‌‌ ​‍‌‍ ​​ ‌​‍‌‌​ ​‍‌​‌‍‌ ​ ‌ ‌​‌ ‌‌‌‍‌​‌‍‍‌‌‍ ​‍‌‍‌‍‍‌‌‍‌​​ ‌​ ‍​‌‍​‍​ ‌‍‌‍‌​​ ‌​​ ‍‌‌‍‌‌​ ‍‌​‍ ‌​ ​ ​ ‌​‌‍‌​‌‍‌​​‍ ‌​ ‌​​ ​‍​ ​ ​ ‌‍​‍ ‌​ ‍‌​ ​‍‌‍‌​​ ​‌​‍ ‌‌‍‌‌​ ​​‌‍‌‍​ ​‌‌‍‌‌​ ‍‌​ ‌‌​ ‌​‌‍​‍‌‍‌‍‌‍‌​​ ​‌​‍‌‍‌ ‌​‌ ‍‌‌ ​​‌‍‌‌​ ‌‌‍ ‍‌‍‌‌‌ ‌ ‌ ​ ​‍‌‍‌ ​​‌‍​‌‌ ‌​‌‍‍​​ ‌‌‍​ ‌‍ ‌‍ ‍‌ ‌​‌‍‌‌‌‍ ‍‌ ‌​​‍‌‌​ ‌‌‌​​‍‌‌ ‌‍‍ ‌‍‌‌‌ ‍‌​‍‌‌​ ​ ‌​‌​​‍‌‌​ ​ ‌​‌​​‍‌‌​ ​‍​ ​‍‌‍​‌‌‍​‌​ ​​‌‍‌​​ ‌​​ ‌‍​ ​‍​ ​‌‌‍‌‍​ ‌‍​ ‌​​ ‍​​‍‌‌​ ​‍​ ​‍​‍‌‌​ ‌‌‌​‌​​‍ ‍‌‍​ ‌‍‍​‌‍‍‌‌‍ ​‌‍‌​‌ ​‍‌‍‌‌‌‍ ‍​‍‌‌​ ‌‌‌​​‍‌‌ ‌‍‍ ‌‍‌‌‌ ‍‌​‍‌‌​ ​ ‌​‌​​‍‌‌​ ​ ‌​‌​​‍‌‌​ ​‍​ ​‍‌‍‌‌​ ​ ‌‍‌​​ ‌​​ ​ ‌‍‌‌​ ​​​ ‍​​ ‌‌​ ‌‌​ ​‌​ ‌‌​‍‌‌​ ​‍​ ​‍​‍‌‌​ ‌‌‌​‌​​‍ ‍‌ ‌​‌‍‌‌‌ ‍​‌ ‌​​‍‌‍‌ ​​‌‍‌‌‌ ​‍‌ ​ ‌ ​​‌‍‌‌‌‍​ ‌ ‌​‌‍‍‌‌ ‌‍‌‍‌‌​ ‌‌ ​​‌ ‌‌‌‍​‍‌‍ ​‌‍‍‌‌ ​ ‌‍‍​‌‍‌‌‌‍‌​​‍​‍‌ ‌
This approach is clear and structured. It works well for building a
strong foundation in grammar and literacy. Many students become
competent readers and writers through this method.​​​​‌ ‍ ​‍​‍‌‍ ‌ ​‍‌‍‍‌‌‍‌ ‌‍‍‌‌‍ ‍​‍​‍​ ‍‍​‍​‍‌ ​ ‌‍​‌‌‍ ‍‌‍‍‌‌ ‌​‌ ‍‌​‍ ‍‌‍‍‌‌‍ ​‍​‍​‍ ​​‍​‍‌‍‍​‌ ​‍‌‍‌‌‌‍‌‍​‍​‍​ ‍‍​‍​‍​‍ ‌ ​ ‌ ‌​‌ ‌‌‌‍‌​‌‍‍‌‌‍ ​‍ ‌‍‍‌‌‍ ‍‌ ‌​‌‍‌‌‌‍ ‍‌ ‌​​‍ ‌‍‌‌‌‍‌​‌‍‍‌‌ ‌​​‍ ‌‍ ‌‌‍ ‌‍‌​‌‍‌‌​ ‌‌ ​​‌ ​‍‌‍‌‌‌ ​ ‌‍‌‌‌‍ ‍‌ ‌​‌‍​‌‌ ‌​‌‍‍‌‌‍ ‌‍ ‍​ ‍ ‌‍‍‌‌‍‌​​ ‌​ ‍​‌‍​‍​ ‌‍‌‍‌​​ ‌​​ ‍‌‌‍‌‌​ ‍‌​‍ ‌​ ​ ​ ‌​‌‍‌​‌‍‌​​‍ ‌​ ‌​​ ​‍​ ​ ​ ‌‍​‍ ‌​ ‍‌​ ​‍‌‍‌​​ ​‌​‍ ‌‌‍‌‌​ ​​‌‍‌‍​ ​‌‌‍‌‌​ ‍‌​ ‌‌​ ‌​‌‍​‍‌‍‌‍‌‍‌​​ ​‌​ ‍ ‌ ‌​‌ ‍‌‌ ​​‌‍‌‌​ ‌‌‍ ‍‌‍‌‌‌ ‌ ‌ ​ ​ ‍ ‌ ​​‌‍​‌‌ ‌​‌‍‍​​ ‌‌‍​ ‌‍ ‌‍ ‍‌ ‌​‌‍‌‌‌‍ ‍‌ ‌​​‍‌‌​ ‌‌‌​​‍‌‌ ‌‍‍ ‌‍‌‌‌ ‍‌​‍‌‌​ ​ ‌​‌​​‍‌‌​ ​ ‌​‌​​‍‌‌​ ​‍​ ​‍​ ‌‌​ ‌‍‌‍‌‍​ ‍​​ ‍​‌‍​‍​ ‌​​ ​‌​ ‌‌​ ‌ ‌‍‌‍​ ​‍​‍‌‌​ ​‍​ ​‍​‍‌‌​ ‌‌‌​‌​​‍ ‍‌‍​ ‌‍‍​‌‍‍‌‌‍ ​‌‍‌​‌ ​‍‌‍‌‌‌‍ ‍​‍‌‌​ ‌‌‌​​‍‌‌ ‌‍‍ ‌‍‌‌‌ ‍‌​‍‌‌​ ​ ‌​‌​​‍‌‌​ ​ ‌​‌​​‍‌‌​ ​‍​ ​‍​ ​ ​ ‌‍​ ​​​ ​ ​ ‍‌​ ​‍​ ​‍​ ​‍​ ​‌‌‍‌‌‌‍‌​‌‍​‍​‍‌‌​ ​‍​ ​‍​‍‌‌​ ‌‌‌​‌​​‍ ‍‌ ‌​‌‍‌‌‌ ‍​‌ ‌​​ ‌‍​‍‌‍​‌‌ ​ ‌‍‌‌‌‌‌‌‌ ​‍‌‍ ​​ ‌​‍‌‌​ ​‍‌​‌‍‌ ​ ‌ ‌​‌ ‌‌‌‍‌​‌‍‍‌‌‍ ​‍‌‍‌‍‍‌‌‍‌​​ ‌​ ‍​‌‍​‍​ ‌‍‌‍‌​​ ‌​​ ‍‌‌‍‌‌​ ‍‌​‍ ‌​ ​ ​ ‌​‌‍‌​‌‍‌​​‍ ‌​ ‌​​ ​‍​ ​ ​ ‌‍​‍ ‌​ ‍‌​ ​‍‌‍‌​​ ​‌​‍ ‌‌‍‌‌​ ​​‌‍‌‍​ ​‌‌‍‌‌​ ‍‌​ ‌‌​ ‌​‌‍​‍‌‍‌‍‌‍‌​​ ​‌​‍‌‍‌ ‌​‌ ‍‌‌ ​​‌‍‌‌​ ‌‌‍ ‍‌‍‌‌‌ ‌ ‌ ​ ​‍‌‍‌ ​​‌‍​‌‌ ‌​‌‍‍​​ ‌‌‍​ ‌‍ ‌‍ ‍‌ ‌​‌‍‌‌‌‍ ‍‌ ‌​​‍‌‌​ ‌‌‌​​‍‌‌ ‌‍‍ ‌‍‌‌‌ ‍‌​‍‌‌​ ​ ‌​‌​​‍‌‌​ ​ ‌​‌​​‍‌‌​ ​‍​ ​‍​ ‌‌​ ‌‍‌‍‌‍​ ‍​​ ‍​‌‍​‍​ ‌​​ ​‌​ ‌‌​ ‌ ‌‍‌‍​ ​‍​‍‌‌​ ​‍​ ​‍​‍‌‌​ ‌‌‌​‌​​‍ ‍‌‍​ ‌‍‍​‌‍‍‌‌‍ ​‌‍‌​‌ ​‍‌‍‌‌‌‍ ‍​‍‌‌​ ‌‌‌​​‍‌‌ ‌‍‍ ‌‍‌‌‌ ‍‌​‍‌‌​ ​ ‌​‌​​‍‌‌​ ​ ‌​‌​​‍‌‌​ ​‍​ ​‍​ ​ ​ ‌‍​ ​​​ ​ ​ ‍‌​ ​‍​ ​‍​ ​‍​ ​‌‌‍‌‌‌‍‌​‌‍​‍​‍‌‌​ ​‍​ ​‍​‍‌‌​ ‌‌‌​‌​​‍ ‍‌ ‌​‌‍‌‌‌ ‍​‌ ‌​​‍‌‍‌ ​​‌‍‌‌‌ ​‍‌ ​ ‌ ​​‌‍‌‌‌‍​ ‌ ‌​‌‍‍‌‌ ‌‍‌‍‌‌​ ‌‌ ​​‌ ‌‌‌‍​‍‌‍ ​‌‍‍‌‌ ​ ‌‍‍​‌‍‌‌‌‍‌​​‍​‍‌ ‌
However, it often stays within the classroom. Once the lesson ends,
students switch back to their primary language for the rest of the
day. This can make it harder for them to develop natural fluency or
confidence in real-life conversations.​​​​‌ ‍ ​‍​‍‌‍ ‌ ​‍‌‍‍‌‌‍‌ ‌‍‍‌‌‍ ‍​‍​‍​ ‍‍​‍​‍‌ ​ ‌‍​‌‌‍ ‍‌‍‍‌‌ ‌​‌ ‍‌​‍ ‍‌‍‍‌‌‍ ​‍​‍​‍ ​​‍​‍‌‍‍​‌ ​‍‌‍‌‌‌‍‌‍​‍​‍​ ‍‍​‍​‍​‍ ‌ ​ ‌ ‌​‌ ‌‌‌‍‌​‌‍‍‌‌‍ ​‍ ‌‍‍‌‌‍ ‍‌ ‌​‌‍‌‌‌‍ ‍‌ ‌​​‍ ‌‍‌‌‌‍‌​‌‍‍‌‌ ‌​​‍ ‌‍ ‌‌‍ ‌‍‌​‌‍‌‌​ ‌‌ ​​‌ ​‍‌‍‌‌‌ ​ ‌‍‌‌‌‍ ‍‌ ‌​‌‍​‌‌ ‌​‌‍‍‌‌‍ ‌‍ ‍​ ‍ ‌‍‍‌‌‍‌​​ ‌​ ‍​‌‍​‍​ ‌‍‌‍‌​​ ‌​​ ‍‌‌‍‌‌​ ‍‌​‍ ‌​ ​ ​ ‌​‌‍‌​‌‍‌​​‍ ‌​ ‌​​ ​‍​ ​ ​ ‌‍​‍ ‌​ ‍‌​ ​‍‌‍‌​​ ​‌​‍ ‌‌‍‌‌​ ​​‌‍‌‍​ ​‌‌‍‌‌​ ‍‌​ ‌‌​ ‌​‌‍​‍‌‍‌‍‌‍‌​​ ​‌​ ‍ ‌ ‌​‌ ‍‌‌ ​​‌‍‌‌​ ‌‌‍ ‍‌‍‌‌‌ ‌ ‌ ​ ​ ‍ ‌ ​​‌‍​‌‌ ‌​‌‍‍​​ ‌‌‍​ ‌‍ ‌‍ ‍‌ ‌​‌‍‌‌‌‍ ‍‌ ‌​​‍‌‌​ ‌‌‌​​‍‌‌ ‌‍‍ ‌‍‌‌‌ ‍‌​‍‌‌​ ​ ‌​‌​​‍‌‌​ ​ ‌​‌​​‍‌‌​ ​‍​ ​‍​ ‍‌​ ​‍​ ‍‌​ ‍​​ ‌ ‌‍‌​​ ​​‌‍‌‍​ ​‌‌‍​ ​ ‍‌​ ‌ ​‍‌‌​ ​‍​ ​‍​‍‌‌​ ‌‌‌​‌​​‍ ‍‌‍​ ‌‍‍​‌‍‍‌‌‍ ​‌‍‌​‌ ​‍‌‍‌‌‌‍ ‍​‍‌‌​ ‌‌‌​​‍‌‌ ‌‍‍ ‌‍‌‌‌ ‍‌​‍‌‌​ ​ ‌​‌​​‍‌‌​ ​ ‌​‌​​‍‌‌​ ​‍​ ​‍​ ‍​​ ‌ ​ ​‌​ ‍​‌‍‌‍‌‍‌‍​ ‌‍​ ​ ‌‍​‌‌‍‌‍​ ‌ ‌‍‌‍​‍‌‌​ ​‍​ ​‍​‍‌‌​ ‌‌‌​‌​​‍ ‍‌ ‌​‌‍‌‌‌ ‍​‌ ‌​​ ‌‍​‍‌‍​‌‌ ​ ‌‍‌‌‌‌‌‌‌ ​‍‌‍ ​​ ‌​‍‌‌​ ​‍‌​‌‍‌ ​ ‌ ‌​‌ ‌‌‌‍‌​‌‍‍‌‌‍ ​‍‌‍‌‍‍‌‌‍‌​​ ‌​ ‍​‌‍​‍​ ‌‍‌‍‌​​ ‌​​ ‍‌‌‍‌‌​ ‍‌​‍ ‌​ ​ ​ ‌​‌‍‌​‌‍‌​​‍ ‌​ ‌​​ ​‍​ ​ ​ ‌‍​‍ ‌​ ‍‌​ ​‍‌‍‌​​ ​‌​‍ ‌‌‍‌‌​ ​​‌‍‌‍​ ​‌‌‍‌‌​ ‍‌​ ‌‌​ ‌​‌‍​‍‌‍‌‍‌‍‌​​ ​‌​‍‌‍‌ ‌​‌ ‍‌‌ ​​‌‍‌‌​ ‌‌‍ ‍‌‍‌‌‌ ‌ ‌ ​ ​‍‌‍‌ ​​‌‍​‌‌ ‌​‌‍‍​​ ‌‌‍​ ‌‍ ‌‍ ‍‌ ‌​‌‍‌‌‌‍ ‍‌ ‌​​‍‌‌​ ‌‌‌​​‍‌‌ ‌‍‍ ‌‍‌‌‌ ‍‌​‍‌‌​ ​ ‌​‌​​‍‌‌​ ​ ‌​‌​​‍‌‌​ ​‍​ ​‍​ ‍‌​ ​‍​ ‍‌​ ‍​​ ‌ ‌‍‌​​ ​​‌‍‌‍​ ​‌‌‍​ ​ ‍‌​ ‌ ​‍‌‌​ ​‍​ ​‍​‍‌‌​ ‌‌‌​‌​​‍ ‍‌‍​ ‌‍‍​‌‍‍‌‌‍ ​‌‍‌​‌ ​‍‌‍‌‌‌‍ ‍​‍‌‌​ ‌‌‌​​‍‌‌ ‌‍‍ ‌‍‌‌‌ ‍‌​‍‌‌​ ​ ‌​‌​​‍‌‌​ ​ ‌​‌​​‍‌‌​ ​‍​ ​‍​ ‍​​ ‌ ​ ​‌​ ‍​‌‍‌‍‌‍‌‍​ ‌‍​ ​ ‌‍​‌‌‍‌‍​ ‌ ‌‍‌‍​‍‌‌​ ​‍​ ​‍​‍‌‌​ ‌‌‌​‌​​‍ ‍‌ ‌​‌‍‌‌‌ ‍​‌ ‌​​‍‌‍‌ ​​‌‍‌‌‌ ​‍‌ ​ ‌ ​​‌‍‌‌‌‍​ ‌ ‌​‌‍‍‌‌ ‌‍‌‍‌‌​ ‌‌ ​​‌ ‌‌‌‍​‍‌‍ ​‌‍‍‌‌ ​ ‌‍‍​‌‍‌‌‌‍‌​​‍​‍‌ ‌
What Is a Bilingual Approach?​​​​‌ ‍ ​‍​‍‌‍ ‌ ​‍‌‍‍‌‌‍‌ ‌‍‍‌‌‍ ‍​‍​‍​ ‍‍​‍​‍‌ ​ ‌‍​‌‌‍ ‍‌‍‍‌‌ ‌​‌ ‍‌​‍ ‍‌‍‍‌‌‍ ​‍​‍​‍ ​​‍​‍‌‍‍​‌ ​‍‌‍‌‌‌‍‌‍​‍​‍​ ‍‍​‍​‍​‍ ‌ ​ ‌ ‌​‌ ‌‌‌‍‌​‌‍‍‌‌‍ ​‍ ‌‍‍‌‌‍ ‍‌ ‌​‌‍‌‌‌‍ ‍‌ ‌​​‍ ‌‍‌‌‌‍‌​‌‍‍‌‌ ‌​​‍ ‌‍ ‌‌‍ ‌‍‌​‌‍‌‌​ ‌‌ ​​‌ ​‍‌‍‌‌‌ ​ ‌‍‌‌‌‍ ‍‌ ‌​‌‍​‌‌ ‌​‌‍‍‌‌‍ ‌‍ ‍​ ‍ ‌‍‍‌‌‍‌​​ ‌​ ‍​‌‍​‍​ ‌‍‌‍‌​​ ‌​​ ‍‌‌‍‌‌​ ‍‌​‍ ‌​ ​ ​ ‌​‌‍‌​‌‍‌​​‍ ‌​ ‌​​ ​‍​ ​ ​ ‌‍​‍ ‌​ ‍‌​ ​‍‌‍‌​​ ​‌​‍ ‌‌‍‌‌​ ​​‌‍‌‍​ ​‌‌‍‌‌​ ‍‌​ ‌‌​ ‌​‌‍​‍‌‍‌‍‌‍‌​​ ​‌​ ‍ ‌ ‌​‌ ‍‌‌ ​​‌‍‌‌​ ‌‌‍ ‍‌‍‌‌‌ ‌ ‌ ​ ​ ‍ ‌ ​​‌‍​‌‌ ‌​‌‍‍​​ ‌‌‍​ ‌‍ ‌‍ ‍‌ ‌​‌‍‌‌‌‍ ‍‌ ‌​​‍‌‌​ ‌‌‌​​‍‌‌ ‌‍‍ ‌‍‌‌‌ ‍‌​‍‌‌​ ​ ‌​‌​​‍‌‌​ ​ ‌​‌​​‍‌‌​ ​‍​ ​‍​ ‌‌​ ‍​‌‍​‍​ ‌ ​ ‍‌‌‍‌​‌‍​‍​ ‌‌‌‍​‌​ ​‍‌‍​ ​ ‌‍​‍‌‌​ ​‍​ ​‍​‍‌‌​ ‌‌‌​‌​​‍ ‍‌‍​ ‌‍‍​‌‍‍‌‌‍ ​‌‍‌​‌ ​‍‌‍‌‌‌‍ ‍​‍‌‌​ ‌‌‌​​‍‌‌ ‌‍‍ ‌‍‌‌‌ ‍‌​‍‌‌​ ​ ‌​‌​​‍‌‌​ ​ ‌​‌​​‍‌‌​ ​‍​ ​‍​ ​‌‌‍​‌​ ‌‌​ ‍‌‌‍​ ​ ‌​​ ‍​‌‍‌‌​ ‌ ​ ​​‌‍​‍​ ‌​​‍‌‌​ ​‍​ ​‍​‍‌‌​ ‌‌‌​‌​​‍ ‍‌ ‌​‌‍‌‌‌ ‍​‌ ‌​​ ‌‍​‍‌‍​‌‌ ​ ‌‍‌‌‌‌‌‌‌ ​‍‌‍ ​​ ‌​‍‌‌​ ​‍‌​‌‍‌ ​ ‌ ‌​‌ ‌‌‌‍‌​‌‍‍‌‌‍ ​‍‌‍‌‍‍‌‌‍‌​​ ‌​ ‍​‌‍​‍​ ‌‍‌‍‌​​ ‌​​ ‍‌‌‍‌‌​ ‍‌​‍ ‌​ ​ ​ ‌​‌‍‌​‌‍‌​​‍ ‌​ ‌​​ ​‍​ ​ ​ ‌‍​‍ ‌​ ‍‌​ ​‍‌‍‌​​ ​‌​‍ ‌‌‍‌‌​ ​​‌‍‌‍​ ​‌‌‍‌‌​ ‍‌​ ‌‌​ ‌​‌‍​‍‌‍‌‍‌‍‌​​ ​‌​‍‌‍‌ ‌​‌ ‍‌‌ ​​‌‍‌‌​ ‌‌‍ ‍‌‍‌‌‌ ‌ ‌ ​ ​‍‌‍‌ ​​‌‍​‌‌ ‌​‌‍‍​​ ‌‌‍​ ‌‍ ‌‍ ‍‌ ‌​‌‍‌‌‌‍ ‍‌ ‌​​‍‌‌​ ‌‌‌​​‍‌‌ ‌‍‍ ‌‍‌‌‌ ‍‌​‍‌‌​ ​ ‌​‌​​‍‌‌​ ​ ‌​‌​​‍‌‌​ ​‍​ ​‍​ ‌‌​ ‍​‌‍​‍​ ‌ ​ ‍‌‌‍‌​‌‍​‍​ ‌‌‌‍​‌​ ​‍‌‍​ ​ ‌‍​‍‌‌​ ​‍​ ​‍​‍‌‌​ ‌‌‌​‌​​‍ ‍‌‍​ ‌‍‍​‌‍‍‌‌‍ ​‌‍‌​‌ ​‍‌‍‌‌‌‍ ‍​‍‌‌​ ‌‌‌​​‍‌‌ ‌‍‍ ‌‍‌‌‌ ‍‌​‍‌‌​ ​ ‌​‌​​‍‌‌​ ​ ‌​‌​​‍‌‌​ ​‍​ ​‍​ ​‌‌‍​‌​ ‌‌​ ‍‌‌‍​ ​ ‌​​ ‍​‌‍‌‌​ ‌ ​ ​​‌‍​‍​ ‌​​‍‌‌​ ​‍​ ​‍​‍‌‌​ ‌‌‌​‌​​‍ ‍‌ ‌​‌‍‌‌‌ ‍​‌ ‌​​‍‌‍‌ ​​‌‍‌‌‌ ​‍‌ ​ ‌ ​​‌‍‌‌‌‍​ ‌ ‌​‌‍‍‌‌ ‌‍‌‍‌‌​ ‌‌ ​​‌ ‌‌‌‍​‍‌‍ ​‌‍‍‌‌ ​ ‌‍‍​‌‍‌‌‌‍‌​​‍​‍‌ ‌
A bilingual approach goes beyond treating language as a single
subject. Instead, it integrates two languages into everyday learning.​​​​‌ ‍ ​‍​‍‌‍ ‌ ​‍‌‍‍‌‌‍‌ ‌‍‍‌‌‍ ‍​‍​‍​ ‍‍​‍​‍‌ ​ ‌‍​‌‌‍ ‍‌‍‍‌‌ ‌​‌ ‍‌​‍ ‍‌‍‍‌‌‍ ​‍​‍​‍ ​​‍​‍‌‍‍​‌ ​‍‌‍‌‌‌‍‌‍​‍​‍​ ‍‍​‍​‍​‍ ‌ ​ ‌ ‌​‌ ‌‌‌‍‌​‌‍‍‌‌‍ ​‍ ‌‍‍‌‌‍ ‍‌ ‌​‌‍‌‌‌‍ ‍‌ ‌​​‍ ‌‍‌‌‌‍‌​‌‍‍‌‌ ‌​​‍ ‌‍ ‌‌‍ ‌‍‌​‌‍‌‌​ ‌‌ ​​‌ ​‍‌‍‌‌‌ ​ ‌‍‌‌‌‍ ‍‌ ‌​‌‍​‌‌ ‌​‌‍‍‌‌‍ ‌‍ ‍​ ‍ ‌‍‍‌‌‍‌​​ ‌​ ‍​‌‍​‍​ ‌‍‌‍‌​​ ‌​​ ‍‌‌‍‌‌​ ‍‌​‍ ‌​ ​ ​ ‌​‌‍‌​‌‍‌​​‍ ‌​ ‌​​ ​‍​ ​ ​ ‌‍​‍ ‌​ ‍‌​ ​‍‌‍‌​​ ​‌​‍ ‌‌‍‌‌​ ​​‌‍‌‍​ ​‌‌‍‌‌​ ‍‌​ ‌‌​ ‌​‌‍​‍‌‍‌‍‌‍‌​​ ​‌​ ‍ ‌ ‌​‌ ‍‌‌ ​​‌‍‌‌​ ‌‌‍ ‍‌‍‌‌‌ ‌ ‌ ​ ​ ‍ ‌ ​​‌‍​‌‌ ‌​‌‍‍​​ ‌‌‍​ ‌‍ ‌‍ ‍‌ ‌​‌‍‌‌‌‍ ‍‌ ‌​​‍‌‌​ ‌‌‌​​‍‌‌ ‌‍‍ ‌‍‌‌‌ ‍‌​‍‌‌​ ​ ‌​‌​​‍‌‌​ ​ ‌​‌​​‍‌‌​ ​‍​ ​‍​ ‌‌​ ‌‍​ ​‍​ ​‌​ ‌ ​ ​‌​ ‍‌​ ​‍​ ‍‌‌‍​‍‌‍‌​​ ‌​​‍‌‌​ ​‍​ ​‍​‍‌‌​ ‌‌‌​‌​​‍ ‍‌‍​ ‌‍‍​‌‍‍‌‌‍ ​‌‍‌​‌ ​‍‌‍‌‌‌‍ ‍​‍‌‌​ ‌‌‌​​‍‌‌ ‌‍‍ ‌‍‌‌‌ ‍‌​‍‌‌​ ​ ‌​‌​​‍‌‌​ ​ ‌​‌​​‍‌‌​ ​‍​ ​‍​ ‌ ​ ‍‌‌‍‌‌​ ​​​ ‌‌‌‍‌‌​ ​‌‌‍​ ​ ​‍​ ‌‌​ ‌‍​ ‍​​‍‌‌​ ​‍​ ​‍​‍‌‌​ ‌‌‌​‌​​‍ ‍‌ ‌​‌‍‌‌‌ ‍​‌ ‌​​ ‌‍​‍‌‍​‌‌ ​ ‌‍‌‌‌‌‌‌‌ ​‍‌‍ ​​ ‌​‍‌‌​ ​‍‌​‌‍‌ ​ ‌ ‌​‌ ‌‌‌‍‌​‌‍‍‌‌‍ ​‍‌‍‌‍‍‌‌‍‌​​ ‌​ ‍​‌‍​‍​ ‌‍‌‍‌​​ ‌​​ ‍‌‌‍‌‌​ ‍‌​‍ ‌​ ​ ​ ‌​‌‍‌​‌‍‌​​‍ ‌​ ‌​​ ​‍​ ​ ​ ‌‍​‍ ‌​ ‍‌​ ​‍‌‍‌​​ ​‌​‍ ‌‌‍‌‌​ ​​‌‍‌‍​ ​‌‌‍‌‌​ ‍‌​ ‌‌​ ‌​‌‍​‍‌‍‌‍‌‍‌​​ ​‌​‍‌‍‌ ‌​‌ ‍‌‌ ​​‌‍‌‌​ ‌‌‍ ‍‌‍‌‌‌ ‌ ‌ ​ ​‍‌‍‌ ​​‌‍​‌‌ ‌​‌‍‍​​ ‌‌‍​ ‌‍ ‌‍ ‍‌ ‌​‌‍‌‌‌‍ ‍‌ ‌​​‍‌‌​ ‌‌‌​​‍‌‌ ‌‍‍ ‌‍‌‌‌ ‍‌​‍‌‌​ ​ ‌​‌​​‍‌‌​ ​ ‌​‌​​‍‌‌​ ​‍​ ​‍​ ‌‌​ ‌‍​ ​‍​ ​‌​ ‌ ​ ​‌​ ‍‌​ ​‍​ ‍‌‌‍​‍‌‍‌​​ ‌​​‍‌‌​ ​‍​ ​‍​‍‌‌​ ‌‌‌​‌​​‍ ‍‌‍​ ‌‍‍​‌‍‍‌‌‍ ​‌‍‌​‌ ​‍‌‍‌‌‌‍ ‍​‍‌‌​ ‌‌‌​​‍‌‌ ‌‍‍ ‌‍‌‌‌ ‍‌​‍‌‌​ ​ ‌​‌​​‍‌‌​ ​ ‌​‌​​‍‌‌​ ​‍​ ​‍​ ‌ ​ ‍‌‌‍‌‌​ ​​​ ‌‌‌‍‌‌​ ​‌‌‍​ ​ ​‍​ ‌‌​ ‌‍​ ‍​​‍‌‌​ ​‍​ ​‍​‍‌‌​ ‌‌‌​‌​​‍ ‍‌ ‌​‌‍‌‌‌ ‍​‌ ‌​​‍‌‍‌ ​​‌‍‌‌‌ ​‍‌ ​ ‌ ​​‌‍‌‌‌‍​ ‌ ‌​‌‍‍‌‌ ‌‍‌‍‌‌​ ‌‌ ​​‌ ‌‌‌‍​‍‌‍ ​‌‍‍‌‌ ​ ‌‍‍​‌‍‌‌‌‍‌​​‍​‍‌ ‌